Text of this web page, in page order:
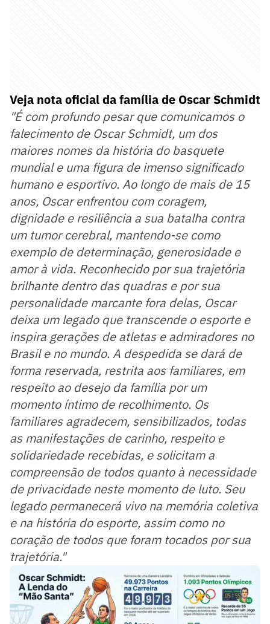
Veja nota oficial da família de Oscar Schmidt
"É com profundo pesar que comunicamos o
falecimento de Oscar Schmidt, um dos
maiores nomes da história do basquete
mundial e uma figura de imenso significado
humano e esportivo. Ao longo de mais de 15
anos, Oscar enfrentou com coragem,
dignidade e resiliência a sua batalha contra
um tumor cerebral, mantendo-se como
exemplo de determinação, generosidade e
amor à vida. Reconhecido por sua trajetória
brilhante dentro das quadras e por sua
personalidade marcante fora delas, Oscar
deixa um legado que transcende o esporte e
inspira gerações de atletas e admiradores no
Brasil e no mundo. A despedida se dará de
forma reservada, restrita aos familiares, em
respeito ao desejo da família por um
momento íntimo de recolhimento. Os
familiares agradecem, sensibilizados, todas
as manifestações de carinho, respeito e
solidariedade recebidas, e solicitam a
compreensão de todos quanto à necessidade
de privacidade neste momento de luto. Seu
legado permanecerá vivo na memória coletiva
e na história do esporte, assim como no
coração de todos que foram tocados por sua
trajetória."